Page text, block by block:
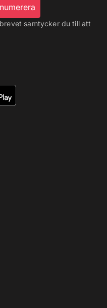
samtycker du till att